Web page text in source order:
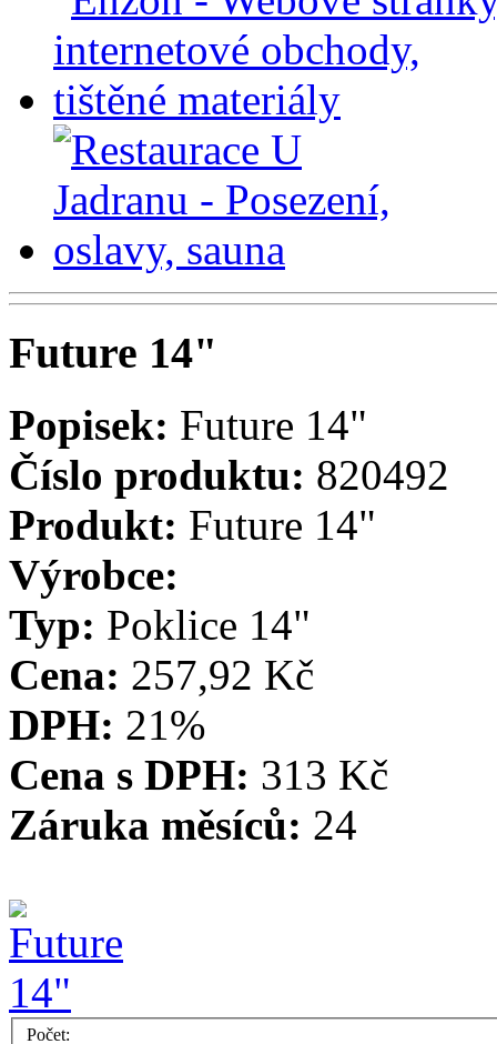
Future 14"
Popisek: Future 14"
Číslo produktu: 820492
Produkt: Future 14"
Výrobce:
Typ: Poklice 14"
Cena: 257,92 Kč
DPH: 21%
Cena s DPH: 313 Kč
Záruka měsíců: 24
Počet: